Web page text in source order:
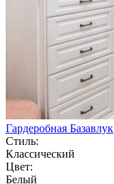
Гардеробная Базавлук
Стиль:
Классический
Цвет:
Белый